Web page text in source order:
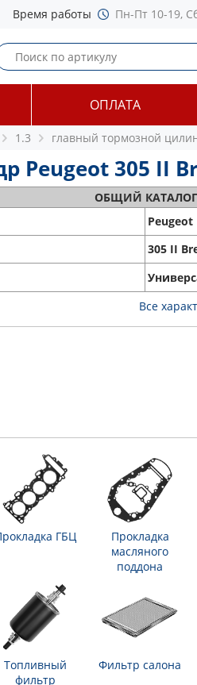
Время работы Пн-Пт 10-19,
ОПЛАТА
1.3 главный тормозной
305 II
ОБЩИЙ
Peugeot
305 II
Все
ГБЦ
Прокладка
масляного
поддона
Топливный
фильтр
Фильтр салона